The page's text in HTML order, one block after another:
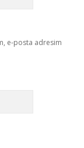
e-posta adresim